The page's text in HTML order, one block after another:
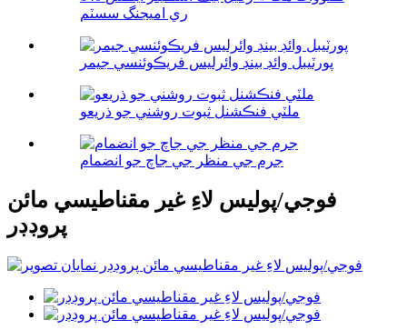
ري اميجنگ سسٽم
پورٽيبل وائڊ بينڊ وائرليس فريڪوئنسي جيمر
ملٽي فنڪشنل ثبوت روشني جو ذريعو
جرم جي منظر جي جاچ جو انضمام
فوجي/پوليس لاءِ غير مقناطيسي مائن
پروڊڊر